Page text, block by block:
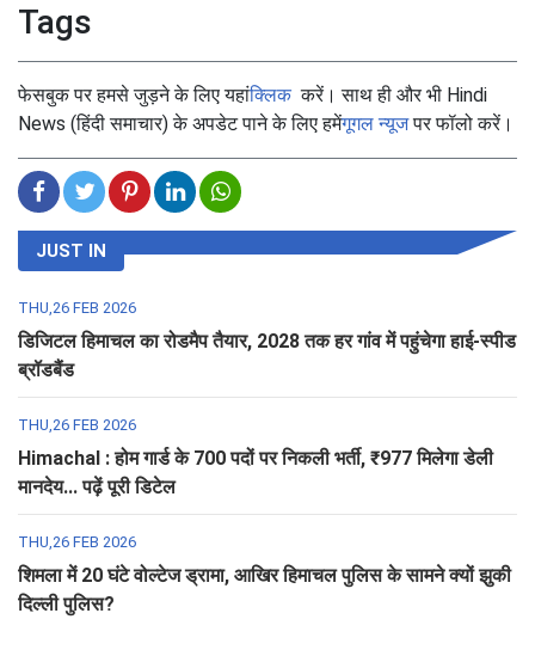
Tags
फेसबुक पर हमसे जुड़ने के लिए यहांक्लिककरें। साथ ही और भी Hindi
News (हिंदी समाचार) के अपडेट पाने के लिए हमेंगूगल न्यूजपर फॉलो करें।
JUST IN
THU,26 FEB 2026
डिजिटल हिमाचल का रोडमैप तैयार, 2028 तक हर गांव में पहुंचेगा हाई-स्पीड
ब्रॉडबैंड
THU,26 FEB 2026
Himachal : होम गार्ड के 700 पदों पर निकली भर्ती, ₹977 मिलेगा डेली
मानदेय... पढ़ें पूरी डिटेल
THU,26 FEB 2026
शिमला में 20 घंटे वोल्टेज ड्रामा, आखिर हिमाचल पुलिस के सामने क्यों झुकी
दिल्ली पुलिस?